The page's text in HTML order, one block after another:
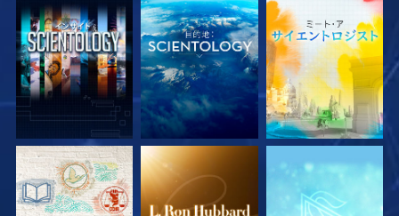
シリーズを探求 シリーズを探求 シリーズを探求